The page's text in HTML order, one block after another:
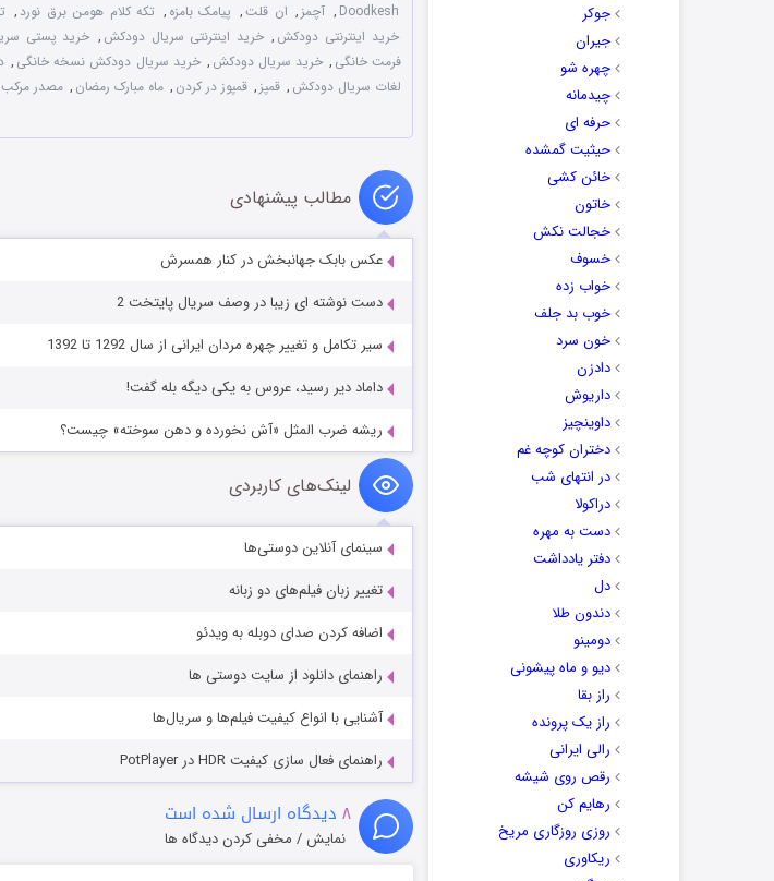
جوکر
جیران
چهره شو
چیدمانه
حرفه ای
حیثیت گمشده
خائن کشی
خاتون
خجالت نکش
خسوف
خواب زده
خوب بد جلف
خون سرد
دادزن
داریوش
داوینچیز
دختران کوچه غم
در انتهای شب
دراکولا
دست به مهره
دفتر یادداشت
دل
دندون طلا
دومینو
دیو و ماه پیشونی
راز بقا
راز یک پرونده
رالی ایرانی
رقص روی شیشه
رهایم کن
روزی روزگاری مریخ
ریکاوری
Doodkesh
, آچمز , ان قلت, پیامک بامزه , تکه کلام هومن برق نورد ,
خرید اینترنتی دودکش , خرید اینترنتی سریال دودکش , خرید پستی
فرمت خانگی , خرید سریال دودکش , خرید سریال دودکش نسخه خانگی ,
لغات سریال دودکش , قمپز , قمپوز در کردن , ماه مبارک رمضان , مصدر مرکب
مطالب پیشنهادی
عکس بابک جهانبخش در کنار همسرش
دست نوشته ای زیبا در وصف سریال پایتخت 2
سیر تکامل و تغییر چهره مردان ایرانی از سال 1292 تا 1392
داماد دیر رسید، عروس به یکی دیگه بله گفت!
ریشه ضرب المثل «آش نخورده و دهن سوخته» چیست؟
لینک‌های کاربردی
سینمای آنلاین دوستی‌ها
تغییر زبان فیلم‌های دو زبانه
اضافه کردن صدای دوبله به ویدئو
راهنمای دانلود از سایت دوستی ها
آشنایی با انواع کیفیت فیلم‌ها و سریال‌ها
راهنمای فعال سازی کیفیت HDR در PotPlayer
۸ دیدگاه ارسال شده است
نمایش / مخفی کردن دیدگاه ها